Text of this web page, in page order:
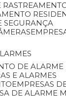
SEGURANÇA
DE
E ALARMES
EMPRESAS
DE ALARME